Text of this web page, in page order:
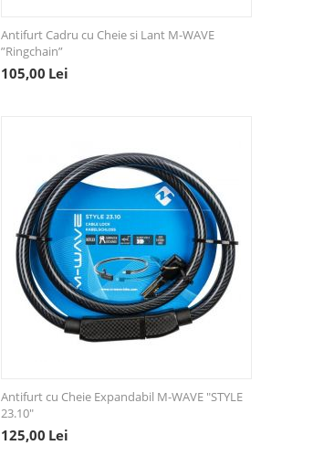
Antifurt Cadru cu Cheie si Lant M-WAVE
”Ringchain”
105,00 Lei
Antifurt cu Cheie Expandabil M-WAVE "STYLE
23.10"
125,00 Lei